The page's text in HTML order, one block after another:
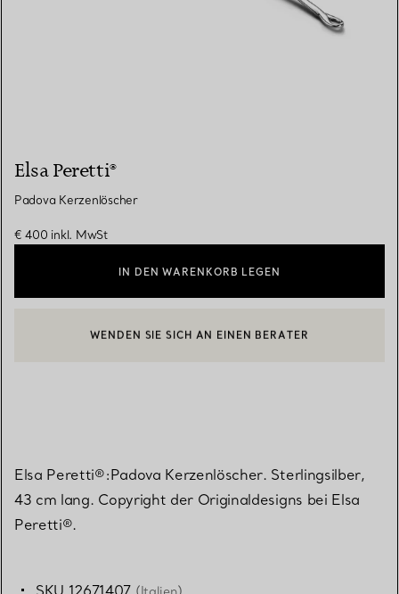
Elsa Peretti®
Padova Kerzenlöscher
€ 400 inkl. MwSt
IN DEN WARENKORB LEGEN
EINEN KUNDENBERATER KONTAKTIEREN ODER EINEN
WENDEN SIE SICH AN EINEN BERATER
Elsa Peretti®:Padova Kerzenlöscher. Sterlingsilber,
43 cm lang. Copyright der Originaldesigns bei Elsa
Peretti®.